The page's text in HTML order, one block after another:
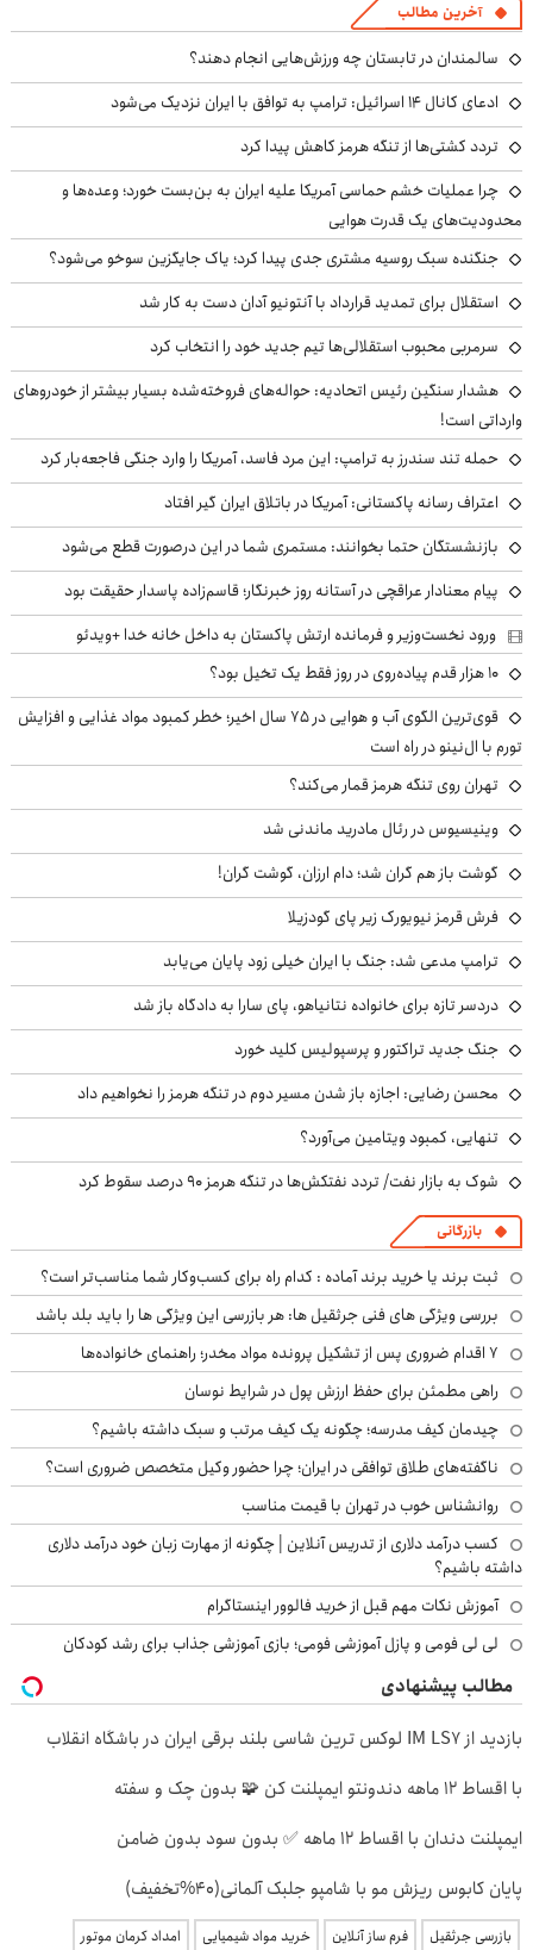
آخرین مطالب
سالمندان در تابستان چه ورزش‌هایی انجام دهند؟
ادعای کانال ۱۴ اسرائیل: ترامپ به توافق با ایران نزدیک می‌شود
تردد کشتی‌ها از تنگه هرمز کاهش پیدا کرد
چرا عملیات خشم حماسی آمریکا علیه ایران به بن‌بست خورد؛ وعده‌ها و
محدودیت‌های یک قدرت هوایی
جنگنده سبک روسیه مشتری جدی پیدا کرد؛ یاک جایگزین سوخو می‌شود؟
استقلال برای تمدید قرارداد با آنتونیو آدان دست به کار شد
سرمربی محبوب استقلالی‌ها تیم جدید خود را انتخاب کرد
هشدار سنگین رئیس اتحادیه: حواله‌های فروخته‌شده بسیار بیشتر از خودروهای
وارداتی است!
حمله تند سندرز به ترامپ: این مرد فاسد، آمریکا را وارد جنگی فاجعه‌بار کرد
اعتراف رسانه پاکستانی: آمریکا در باتلاق ایران گیر افتاد
بازنشستگان حتما بخوانند: مستمری شما در این درصورت قطع می‌شود
پیام معنادار عراقچی در آستانه روز خبرنگار؛ قاسم‌زاده پاسدار حقیقت بود
ورود نخست‌وزیر و فرمانده ارتش پاکستان به داخل خانه خدا +ویدئو
۱۰ هزار قدم پیاده‌روی در روز فقط یک تخیل بود؟
قوی‌ترین الگوی آب و هوایی در ۷۵ سال اخیر؛ خطر کمبود مواد غذایی و افزایش
تورم با ال‌نینو در راه است
تهران روی تنگه هرمز قمار می‌کند؟
وینیسیوس در رئال مادرید ماندنی شد
گوشت باز هم گران شد؛ دام ارزان، گوشت گران!
فرش قرمز نیویورک زیر پای گودزیلا
ترامپ مدعی شد: جنگ با ایران خیلی زود پایان می‌یابد
دردسر تازه برای خانواده نتانیاهو، پای سارا به دادگاه باز شد
جنگ جدید تراکتور و پرسپولیس کلید خورد
محسن رضایی: اجازه باز شدن مسیر دوم در تنگه هرمز را نخواهیم داد
تنهایی، کمبود ویتامین می‌آورد؟
شوک به بازار نفت/ تردد نفتکش‌ها در تنگه هرمز ۹۰ درصد سقوط کرد
بازرگانی
ثبت برند یا خرید برند آماده : کدام راه برای کسب‌وکار شما مناسب‌تر است؟
بررسی ویژگی های فنی جرثقیل ها: هر بازرسی این ویژگی ها را باید بلد باشد
۷ اقدام ضروری پس از تشکیل پرونده مواد مخدر؛ راهنمای خانواده‌ها
راهی مطمئن برای حفظ ارزش پول در شرایط نوسان
چیدمان کیف مدرسه؛ چگونه یک کیف مرتب و سبک داشته باشیم؟
ناگفته‌های طلاق توافقی در ایران؛ چرا حضور وکیل متخصص ضروری است؟
روانشناس خوب در تهران با قیمت مناسب
کسب درآمد دلاری از تدریس آنلاین | چگونه از مهارت زبان خود درآمد دلاری
داشته باشیم؟
آموزش نکات مهم قبل از خرید فالوور اینستاگرام
لی لی فومی و پازل آموزشی فومی؛ بازی آموزشی جذاب برای رشد کودکان
مطالب پیشنهادی
بازدید از IM LS7 لوکس ترین شاسی بلند برقی ایران در باشگاه انقلاب
با اقساط 12 ماهه دندونتو ایمپلنت کن 🧩 بدون چک و سفته
ایمپلنت دندان با اقساط 12 ماهه ✅ بدون سود بدون ضامن
پایان کابوس ریزش مو با شامپو جلبک آلمانی(40%تخفیف)
بازرسی جرثقیل فرم ساز آنلاین خرید مواد شیمیایی امداد کرمان موتور